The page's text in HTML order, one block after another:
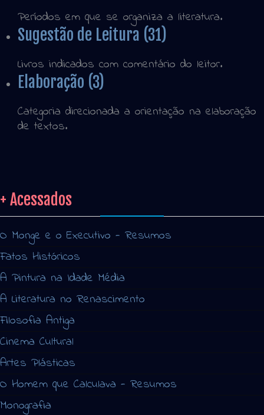
Períodos em que se organiza a literatura.
Sugestão de Leitura (31)
Livros indicados com comentário do leitor.
Elaboração (3)
Categoria direcionada a orientação na elaboração
de textos.
+ Acessados
O Monge e o Executivo - Resumos
Fatos Históricos
A Pintura na Idade Média
A Literatura no Renascimento
Filosofia Antiga
Cinema Cultural
Artes Plásticas
O Homem que Calculava - Resumos
Monografia